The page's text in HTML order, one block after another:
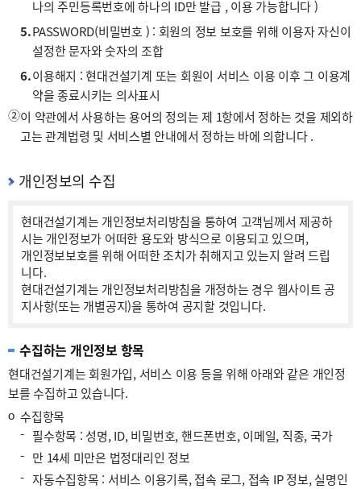
나의 주민등록번호에 하나의 ID만 발급 , 이용 가능합니다 )
5.PASSWORD(비밀번호 ) : 회원의 정보 보호를 위해 이용자 자신이
설정한 문자와 숫자의 조합
6.이용해지 : 현대건설기계 또는 회원이 서비스 이용 이후 그 이용계
약을 종료시키는 의사표시
②이 약관에서 사용하는 용어의 정의는 제 1항에서 정하는 것을 제외하
고는 관계법령 및 서비스별 안내에서 정하는 바에 의합니다 .
개인정보의 수집
현대건설기계는 개인정보처리방침을 통하여 고객님께서 제공하
시는 개인정보가 어떠한 용도와 방식으로 이용되고 있으며,
개인정보보호를 위해 어떠한 조치가 취해지고 있는지 알려 드립
니다.
현대건설기계는 개인정보처리방침을 개정하는 경우 웹사이트 공
지사항(또는 개별공지)을 통하여 공지할 것입니다.
수집하는 개인정보 항목
현대건설기계는 회원가입, 서비스 이용 등을 위해 아래와 같은 개인정
보를 수집하고 있습니다.
ο 수집항목
- 필수항목 : 성명, ID, 비밀번호, 핸드폰번호, 이메일, 직종, 국가
- 만 14세 미만은 법정대리인 정보
- 자동수집항목 : 서비스 이용기록, 접속 로그, 접속 IP 정보, 실명인